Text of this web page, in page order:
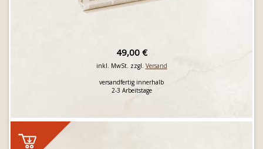
49,00 €
inkl. MwSt. zzgl. Versand
versandfertig innerhalb
2-3 Arbeitstage